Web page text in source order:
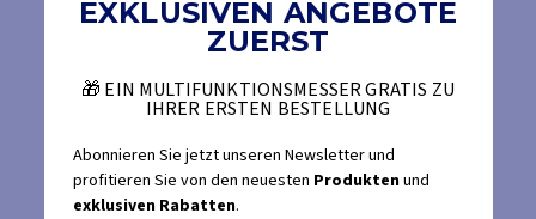
EXKLUSIVEN ANGEBOTE
ZUERST
🎁 EIN MULTIFUNKTIONSMESSER GRATIS ZU
IHRER ERSTEN BESTELLUNG
Abonnieren Sie jetzt unseren Newsletter und
profitieren Sie von den neuesten Produktenund
exklusiven Rabatten.